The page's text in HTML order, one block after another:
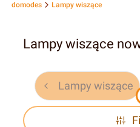
domodes Lampy wiszące
Lampy wiszące
Lampy wiszące